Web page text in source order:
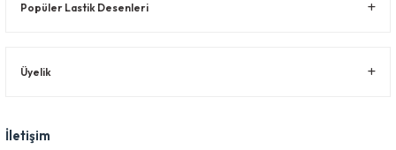
Popüler Lastik Desenleri
Üyelik
İletişim